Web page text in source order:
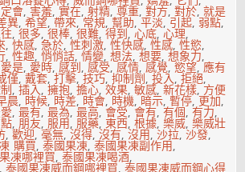
定會,害羞,實在,射精,尊重,對方,對於,就是
異,希望,帶來, 常規,幫助,平淡, 引起,弱點,
,很多,很棒,很難,得到,心底,心理,
,快感,急於,性刺激,性快感,性感,性慾,
,性趣,悄悄話,情變,想法,想要,想象力,
愛是, 愛時,感到,感受,感情,感覺,慾望,應有
僅,戴套,打擊,技巧,抑制劑,投入,拒絕,
,插入,擁抱,擔心,效果,敏感,新花樣, 方便
晨, 時候, 時差, 時會, 時機, 暗示,暫停, 更加,
,最有,最為,最高, 會受, 會有,有個,有力,
,朋友,服用,服藥,東西,根據,樂威,樂威壯
,歡迎,毫無,沒得,沒有,沒用,沙拉,沙發,
購買,泰國果凍,泰國果凍副作用,
凍哪裡買,泰國果凍喝酒,
,泰國果凍威而鋼哪裡買,泰國果凍威而鋼心得